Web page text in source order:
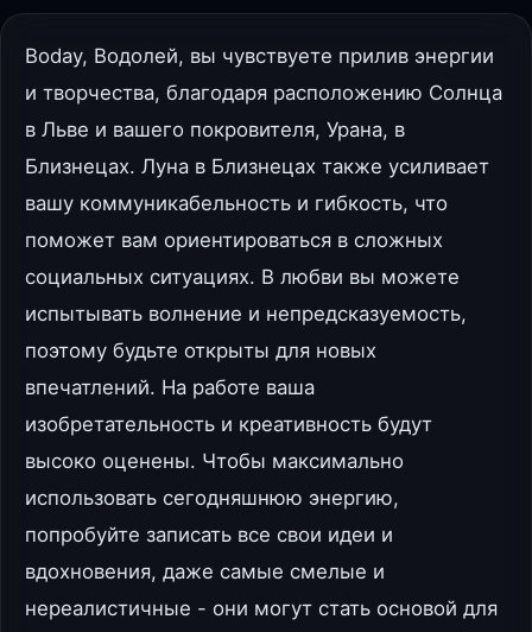
Вoday, Водолей, вы чувствуете прилив энергии
и творчества, благодаря расположению Солнца
в Льве и вашего покровителя, Урана, в
Близнецах. Луна в Близнецах также усиливает
вашу коммуникабельность и гибкость, что
поможет вам ориентироваться в сложных
социальных ситуациях. В любви вы можете
испытывать волнение и непредсказуемость,
поэтому будьте открыты для новых
впечатлений. На работе ваша
изобретательность и креативность будут
высоко оценены. Чтобы максимально
использовать сегодняшнюю энергию,
попробуйте записать все свои идеи и
вдохновения, даже самые смелые и
нереалистичные - они могут стать основой для